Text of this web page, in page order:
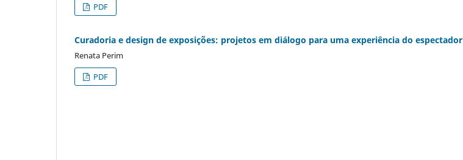
PDF
Curadoria e design de exposições: projetos em diálogo para uma experiência do espectador
Renata Perim
PDF